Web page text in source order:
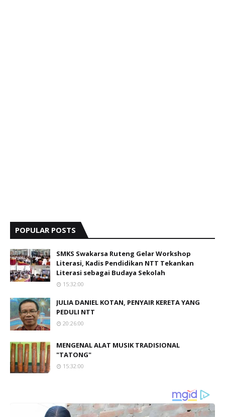
POPULAR POSTS
SMKS Swakarsa Ruteng Gelar Workshop
Literasi, Kadis Pendidikan NTT Tekankan
Literasi sebagai Budaya Sekolah
15:32:00
JULIA DANIEL KOTAN, PENYAIR KERETA YANG
PEDULI NTT
20:26:00
MENGENAL ALAT MUSIK TRADISIONAL
"TATONG"
15:32:00